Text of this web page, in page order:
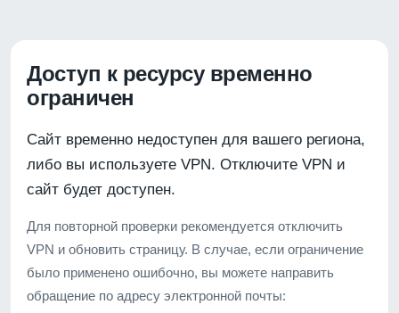
Доступ к ресурсу временно
ограничен
Сайт временно недоступен для вашего региона,
либо вы используете VPN. Отключите VPN и
сайт будет доступен.
Для повторной проверки рекомендуется отключить
VPN и обновить страницу. В случае, если ограничение
было применено ошибочно, вы можете направить
обращение по адресу электронной почты: